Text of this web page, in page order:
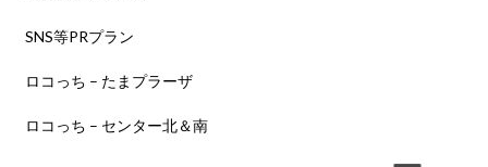
SNS等PRプラン
ロコっち – たまプラーザ
ロコっち – センター北＆南